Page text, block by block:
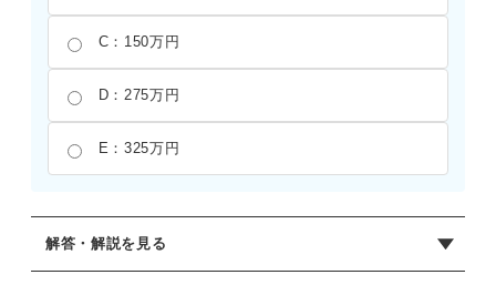
C：150万円
D：275万円
E：325万円
解答・解説を見る